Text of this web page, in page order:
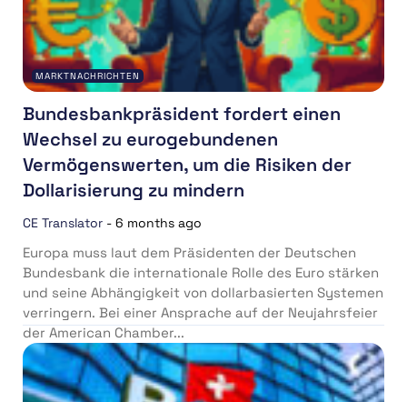
MARKTNACHRICHTEN
Bundesbankpräsident fordert einen
Wechsel zu eurogebundenen
Vermögenswerten, um die Risiken der
Dollarisierung zu mindern
CE Translator - 6 months ago
Europa muss laut dem Präsidenten der Deutschen
Bundesbank die internationale Rolle des Euro stärken
und seine Abhängigkeit von dollarbasierten Systemen
verringern. Bei einer Ansprache auf der Neujahrsfeier
der American Chamber...